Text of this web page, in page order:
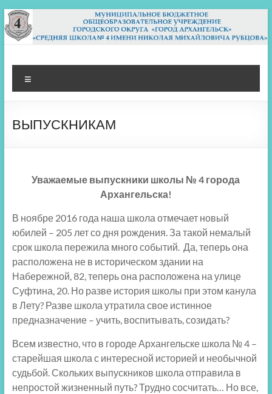
Перейти
к
содержимому
МБОУ СШ 4
Архангельск
ВЫПУСКНИКАМ
Уважаемые выпускники школы № 4 города
Архангельска!
В ноябре 2016 года наша школа отмечает новый
юбилей – 205 лет со дня рождения. За такой немалый
срок школа пережила много событий. Да, теперь она
расположена не в историческом здании на
Набережной, 82, теперь она расположена на улице
Суфтина, 20. Но разве история школы при этом канула
в Лету? Разве школа утратила свое истинное
предназначение – учить, воспитывать, созидать?
Всем известно, что в городе Архангельске школа № 4 –
старейшая школа с интересной историей и необычной
судьбой. Скольких выпускников школа отправила в
непростой жизненный путь? Трудно сосчитать… Но все,